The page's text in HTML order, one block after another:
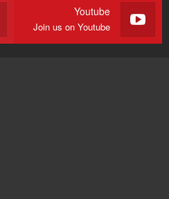
Youtube
Join us on Youtube